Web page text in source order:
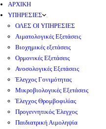
ΑΡΧΙΚΗ
ΥΠΗΡΕΣΙΕΣ
ΟΛΕΣ ΟΙ ΥΠΗΡΕΣΙΕΣ
Αιματολογικές Εξετάσεις
Βιοχημικές εξετάσεις
Ορμονικές Εξετάσεις
Ανοσολογικές Εξετάσεις
Έλεγχος Γονιμότητας
Μικροβιολογικές Εξετάσεις
Έλεγχος Θρομβοφιλίας
Προγεννητικός Έλεγχος
Παιδιατρική Αιμοληψία